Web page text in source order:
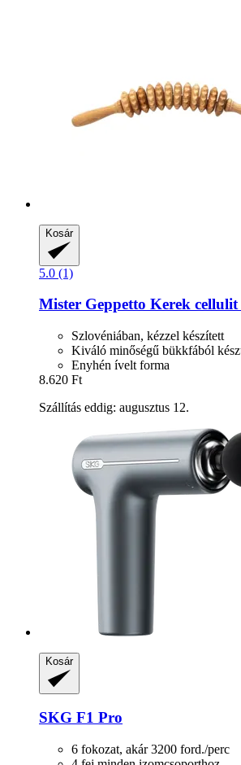
Kosár
5.0 (1)
Mister Geppetto Kerek cellulit
Szlovéniában, kézzel készített
Kiváló minőségű bükkfából
Enyhén ívelt forma
8.620 Ft
Szállítás eddig: augusztus 12.
Kosár
SKG F1 Pro
6 fokozat, akár 3200 ford./perc